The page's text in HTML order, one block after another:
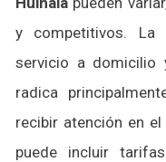
y competitivos. La
servicio a
radica
recibir atención en
puede incluir